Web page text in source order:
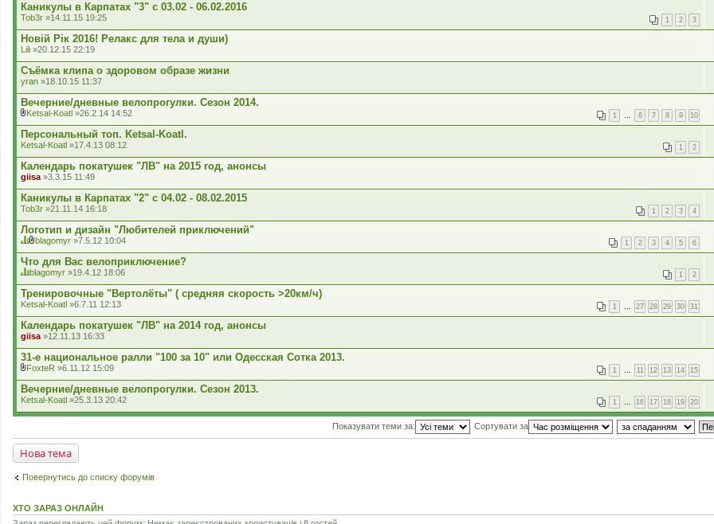
Каникулы в Карпатах "3" с 03.02 - 06.02.2016
1 2 3
Tob3r »14.11.15 19:25
Новій Рік 2016! Релакс для тела и души)
Lili »20.12.15 22:19
Съёмка клипа о здоровом образе жизни
yran »18.10.15 11:37
Вечерние/дневные велопрогулки. Сезон 2014.
1 … 6 7 8 9 10
к
л
а
д
е
н
н
я
Ketsal-Koatl »26.2.14 14:52
Персональный топ. Ketsal-Koatl.
1 2
Ketsal-Koatl »17.4.13 08:12
Календарь покатушек "ЛВ" на 2015 год, анонсы
giisa »3.3.15 11:49
Каникулы в Карпатах "2" с 04.02 - 08.02.2015
1 2 3 4
Tob3r »21.11.14 16:18
Логотип и дизайн "Любителей приключений"
1 2 3 4 5 6
я
т
е
м
а
м
а
є
г
л
о
с
у
в
а
н
.
к
л
а
д
е
н
н
я
blagomyr »7.5.12 10:04
Что для Вас велоприключение?
1 2
я
т
е
м
а
м
а
є
г
л
о
с
у
н
н
я
blagomyr »19.4.12 18:06
Тренировочные "Вертолёты" ( средняя скорость >20км/ч)
1 … 27 28 29 30 31
Ketsal-Koatl »6.7.11 12:13
Календарь покатушек "ЛВ" на 2014 год, анонсы
giisa »12.11.13 16:33
31-е национальное ралли "100 за 10" или Одесская Сотка 2013.
1 … 11 12 13 14 15
к
л
а
д
н
я
FoxteR »6.11.12 15:09
Вечерние/дневные велопрогулки. Сезон 2013.
1 … 16 17 18 19 20
Ketsal-Koatl »25.3.13 20:42
Показувати теми за: Сортувати за
Нова тема
Повернутись до списку форумів
ХТО ЗАРАЗ ОНЛАЙН